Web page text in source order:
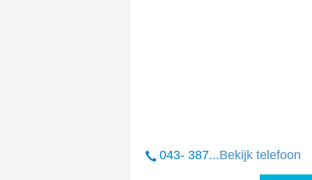
043- 387...Bekijk telefoon